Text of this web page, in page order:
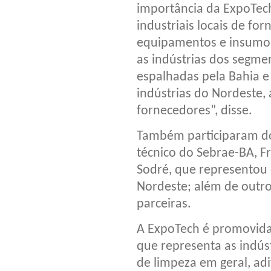
importância da
industriais locais de
equipamentos e
as indústrias dos
espalhadas pela Bahia
indústrias do Nordeste,
fornecedores”, disse.
Também participaram
técnico do Sebrae-BA,
Sodré, que
Nordeste; além de
parceiras.
A ExpoTech é
que representa as
de limpeza em geral,